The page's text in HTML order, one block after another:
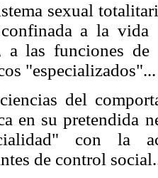
sexual
confinada a la
a las funciones
"especializados"...
del
en su pretendida
con la
de control